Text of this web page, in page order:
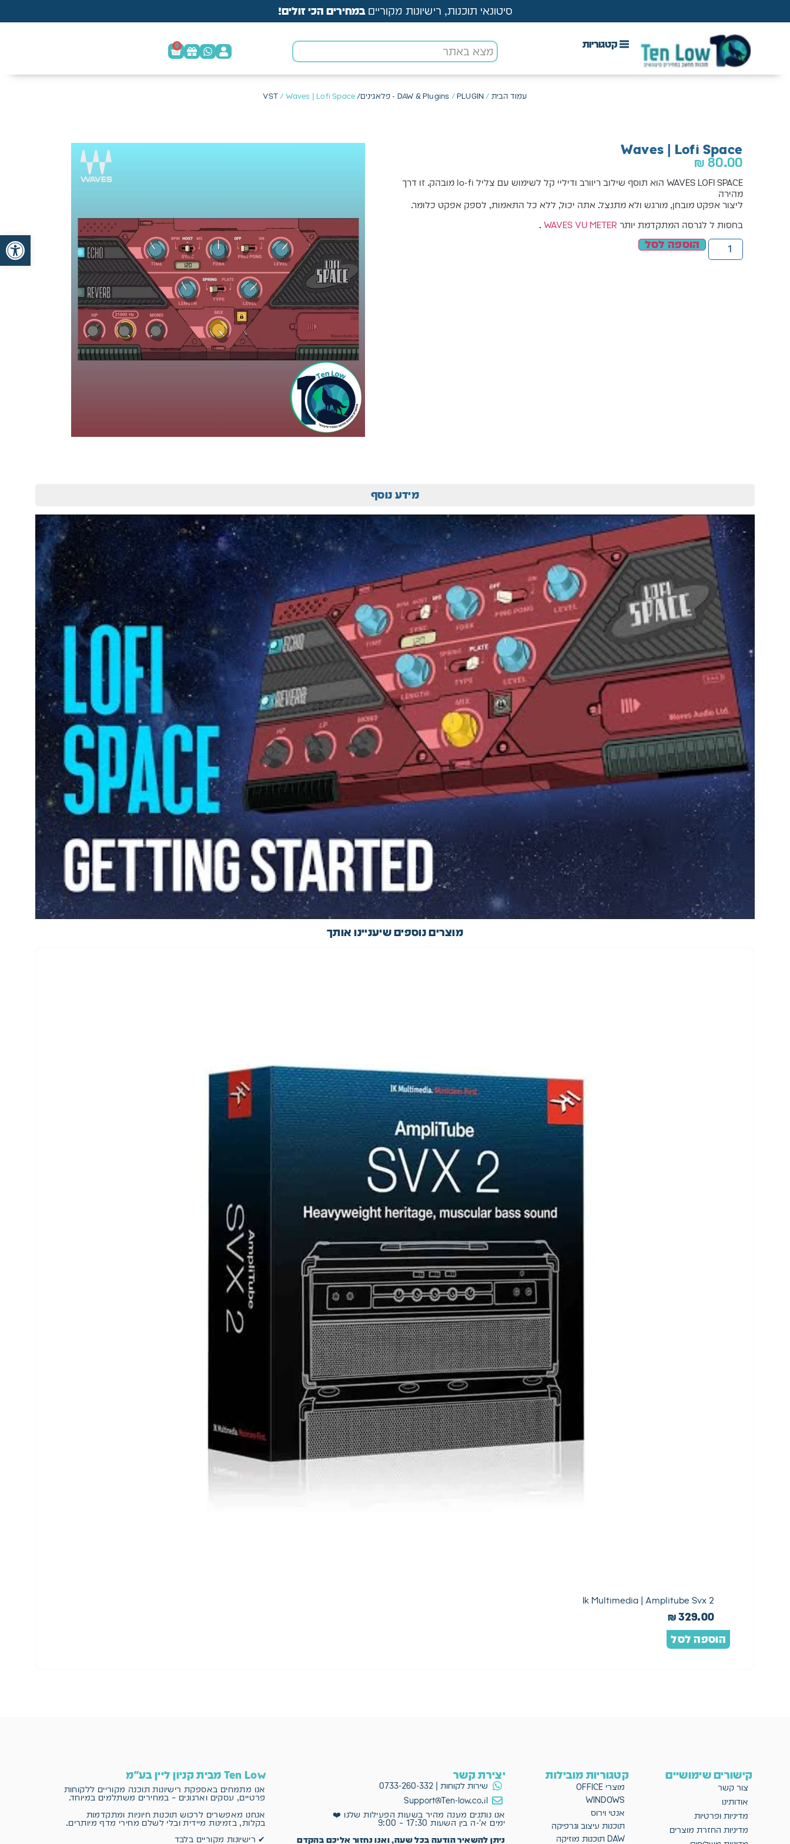
סיטונאי תוכנות, רישיונות מקורייםבמחירים הכי זולים!
0
עמוד הבית /
DAW & Plugins /PLUGIN - פלאגינים/ VST / Waves | Lofi Space
Waves | Lofi Space
₪ 80.00
WAVES LOFI SPACE הוא תוסף שילוב ריוורב ודיליי קל לשימוש עם צליל lo-fi מובהק. זו דרך
מהירה
ליצור אפקט מובחן, מורגש ולא מתנצל. אתה יכול, ללא כל התאמות, לספק אפקט כלומר.
בחסות ל לגרסה המתקדמת יותר WAVES VU METER
.
הוספה לסל
מידע נוסף
מוצרים נוספים שיעניינו אותך
Ik Multimedia | Amplitube Svx 2
₪329.00
הוספה לסל
קישורים שימושיים
צור קשר
אודותינו
מדיניות ופרטיות
מדיניות החזרת מוצרים
קטגוריות מובילות
מוצרי OFFICE
WINDOWS
אנטי וירוס
תוכנות עיצוב וגרפיקה
DAW תוכנות מוזיקה
יצירת קשר
שירות לקוחות | 0733-260-332
Support@Ten-low.co.il
אנו נותנים מענה מהיר בשעות הפעילות שלנו ❤️
ימים א'-ה בין השעות 17:30 – 9:00
ניתן להשאיר הודעה בכל שעה, ואנו נחזור אליכם בהקדם
Ten Low מבית קניון ליין בע"מ
אנו מתמחים באספקת רישיונות תוכנה מקוריים ללקוחות
פרטיים, עסקים וארגונים – במחירים משתלמים במיוחד.
אנחנו מאפשרים לרכוש תוכנות חיוניות ומתקדמות
בקלות, בזמינות מיידית ובלי לשלם מחירי מדף מיותרים.
✔ רישיונות מקוריים בלבד